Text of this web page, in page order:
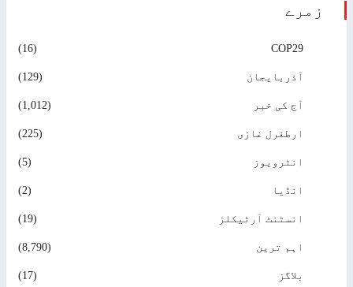
زمرے
COP29
(16)
آذربایجان (129)
آج کی خبر (1,012)
ارطغرل غازی (225)
انٹرویوز (5)
انڈیا (2)
انسٹنٹ آرٹیکلز (19)
اہم ترین (8,790)
بلاگز (17)